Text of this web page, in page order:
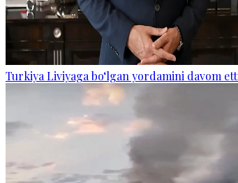
Turkiya Liviyaga bo‘lgan yordamini davom